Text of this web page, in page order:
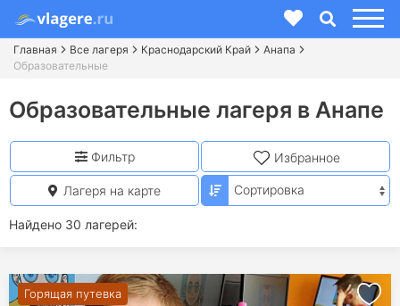
Главная Все лагеря Краснодарский Край
Анапа
Образовательные
Образовательные лагеря в Анапе
Найдено 30 лагерей:
Фильтр Избранное
Лагеря на карте
Горящая путевка